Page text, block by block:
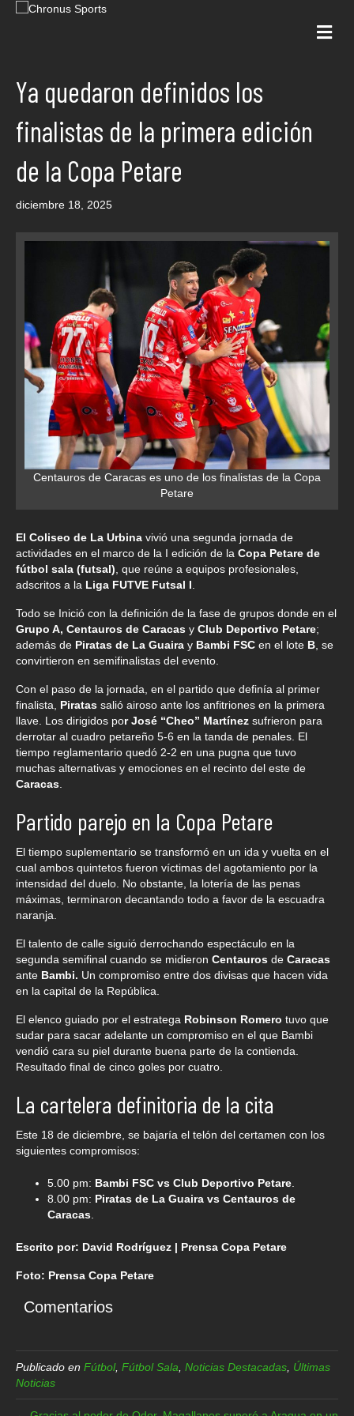
Ya quedaron definidos los
finalistas de la primera edición
de la Copa Petare
diciembre 18, 2025
Centauros de Caracas es uno de los finalistas de la Copa
Petare
El Coliseo de La Urbina vivió una segunda jornada de
actividades en el marco de la I edición de la Copa Petare de
fútbol sala (futsal), que reúne a equipos profesionales,
adscritos a la Liga FUTVE Futsal I.
Todo se Inició con la definición de la fase de grupos donde en el
Grupo A, Centauros de Caracas y Club Deportivo Petare;
además de Piratas de La Guaira y Bambi FSC en el lote B, se
convirtieron en semifinalistas del evento.
Con el paso de la jornada, en el partido que definía al primer
finalista, Piratas salió airoso ante los anfitriones en la primera
llave. Los dirigidos por José “Cheo” Martínez sufrieron para
derrotar al cuadro petareño 5-6 en la tanda de penales. El
tiempo reglamentario quedó 2-2 en una pugna que tuvo
muchas alternativas y emociones en el recinto del este de
Caracas.
Partido parejo en la Copa Petare
El tiempo suplementario se transformó en un ida y vuelta en el
cual ambos quintetos fueron víctimas del agotamiento por la
intensidad del duelo. No obstante, la lotería de las penas
máximas, terminaron decantando todo a favor de la escuadra
naranja.
El talento de calle siguió derrochando espectáculo en la
segunda semifinal cuando se midieron Centauros de Caracas
ante Bambi. Un compromiso entre dos divisas que hacen vida
en la capital de la República.
El elenco guiado por el estratega Robinson Romero tuvo que
sudar para sacar adelante un compromiso en el que Bambi
vendió cara su piel durante buena parte de la contienda.
Resultado final de cinco goles por cuatro.
La cartelera definitoria de la cita
Este 18 de diciembre, se bajaría el telón del certamen con los
siguientes compromisos:
5.00 pm: Bambi FSC vs Club Deportivo Petare.
8.00 pm: Piratas de La Guaira vs Centauros de
Caracas.
Escrito por: David Rodríguez | Prensa Copa Petare
Foto: Prensa Copa Petare
Comentarios
Publicado en Fútbol, Fútbol Sala, Noticias Destacadas, Últimas
Noticias